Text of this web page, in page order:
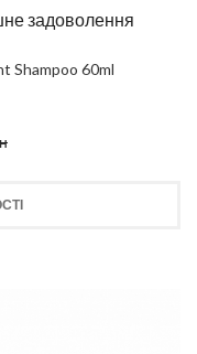
задоволення
Shampoo 60ml